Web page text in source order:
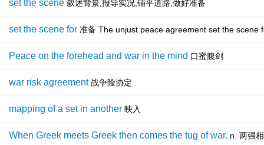
set the scene 叙述背景,报导实况;铺平道路,做好准备
set the scene for 准备 The unjust peace agreement set the scene
Peace on the forehead and war in the mind 口蜜腹剑
war risk agreement 战争险协定
mapping of a set in another 映入
When Greek meets Greek then comes the tug of war. n. 两强